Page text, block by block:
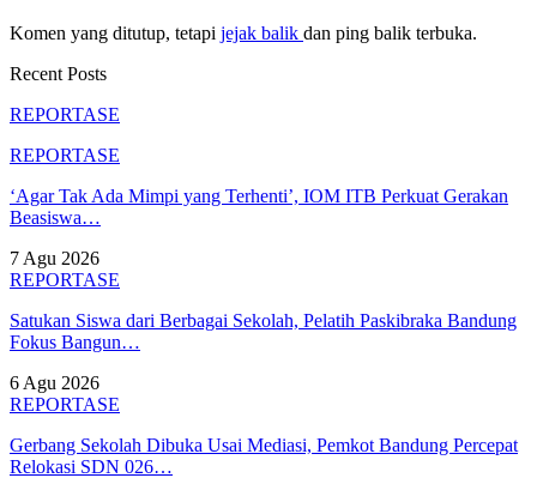
Komen yang ditutup, tetapi jejak balik dan ping balik terbuka.
Recent Posts
REPORTASE
REPORTASE
‘Agar Tak Ada Mimpi yang Terhenti’, IOM ITB Perkuat Gerakan
Beasiswa…
7 Agu 2026
REPORTASE
Satukan Siswa dari Berbagai Sekolah, Pelatih Paskibraka Bandung
Fokus Bangun…
6 Agu 2026
REPORTASE
Gerbang Sekolah Dibuka Usai Mediasi, Pemkot Bandung Percepat
Relokasi SDN 026…